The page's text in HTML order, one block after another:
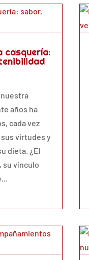
casquería:
nuestra
años ha
cada vez
virtudes y
dieta. ¿El
su vínculo